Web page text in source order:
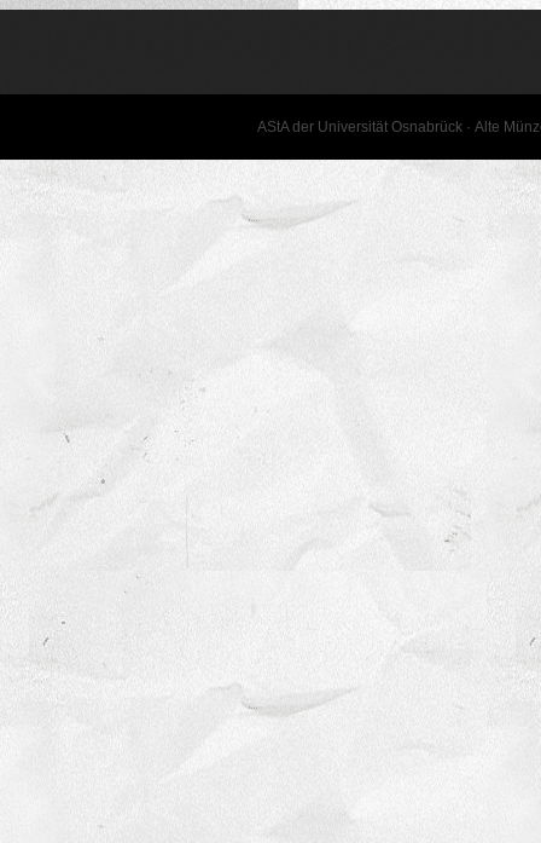
AStA der Universität Osnabrück · Alte